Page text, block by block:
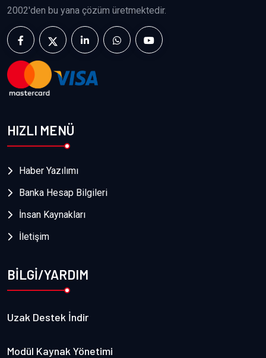
2002'den bu yana çözüm üretmektedir.
HIZLI MENÜ
Haber Yazılımı
Banka Hesap Bilgileri
İnsan Kaynakları
İletişim
BİLGİ/YARDIM
Uzak Destek İndir
Modül Kaynak Yönetimi